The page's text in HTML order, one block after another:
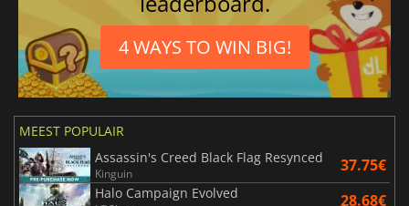
4 WAYS TO WIN BIG!
MEEST POPULAIR
Assassin's Creed Black Flag Resynced
Kinguin 37.75€
Halo Campaign Evolved 28.68€